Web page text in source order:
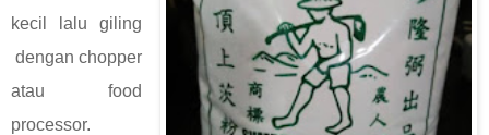
kecil lalu giling
dengan chopper
atau food
processor.